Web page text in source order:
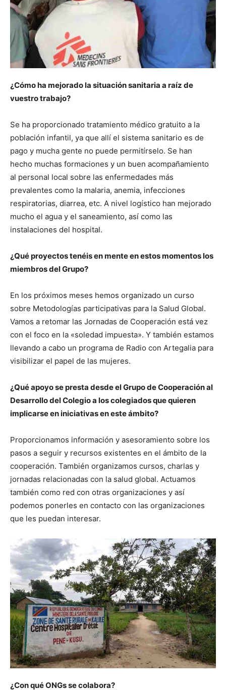
¿Cómo ha mejorado la situación sanitaria a raíz de
vuestro trabajo?
Se ha proporcionado tratamiento médico gratuito a la
población infantil, ya que allí el sistema sanitario es de
pago y mucha gente no puede permitírselo. Se han
hecho muchas formaciones y un buen acompañamiento
al personal local sobre las enfermedades más
prevalentes como la malaria, anemia, infecciones
respiratorias, diarrea, etc. A nivel logístico han mejorado
mucho el agua y el saneamiento, así como las
instalaciones del hospital.
¿Qué proyectos tenéis en mente en estos momentos los
miembros del Grupo?
En los próximos meses hemos organizado un curso
sobre Metodologías participativas para la Salud Global.
Vamos a retomar las Jornadas de Cooperación está vez
con el foco en la «soledad impuesta». Y también estamos
llevando a cabo un programa de Radio con Artegalia para
visibilizar el papel de las mujeres.
¿Qué apoyo se presta desde el Grupo de Cooperación al
Desarrollo del Colegio a los colegiados que quieren
implicarse en iniciativas en este ámbito?
Proporcionamos información y asesoramiento sobre los
pasos a seguir y recursos existentes en el ámbito de la
cooperación. También organizamos cursos, charlas y
jornadas relacionadas con la salud global. Actuamos
también como red con otras organizaciones y así
podemos ponerles en contacto con las organizaciones
que les puedan interesar.
¿Con qué ONGs se colabora?